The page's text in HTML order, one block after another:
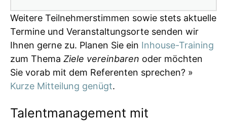
Weitere Teilnehmerstimmen sowie stets aktuelle
Termine und Veranstaltungsorte senden wir
Ihnen gerne zu. Planen Sie ein Inhouse-Training
zum Thema Ziele vereinbaren oder möchten
Sie vorab mit dem Referenten sprechen? »
Kurze Mitteilung genügt.
Talentmanagement mit